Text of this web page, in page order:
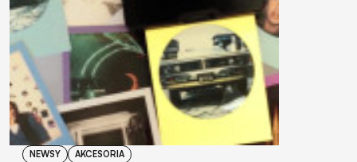
NEWSY AKCESORIA